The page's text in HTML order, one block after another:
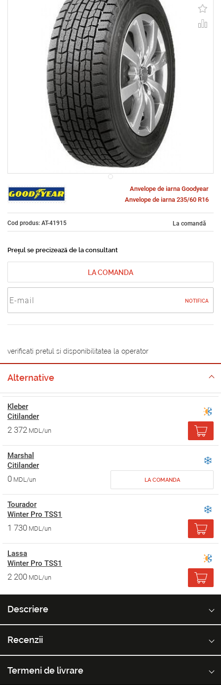
Anvelope de iarna Goodyear
Anvelope de iarna 235/60 R16
Cod produs: AT-41915 La comandă
Prețul se precizează de la consultant
LA COMANDA
NOTIFICA
verificati pretul si disponibilitatea la operator
Alternative
Kleber
Citilander
2 372 MDL/un
Marshal
Citilander
0 MDL/un LA COMANDA
Tourador
Winter Pro TSS1
1 730 MDL/un
Lassa
Winter Pro TSS1
2 200 MDL/un
Descriere
Recenzii
Termeni de livrare